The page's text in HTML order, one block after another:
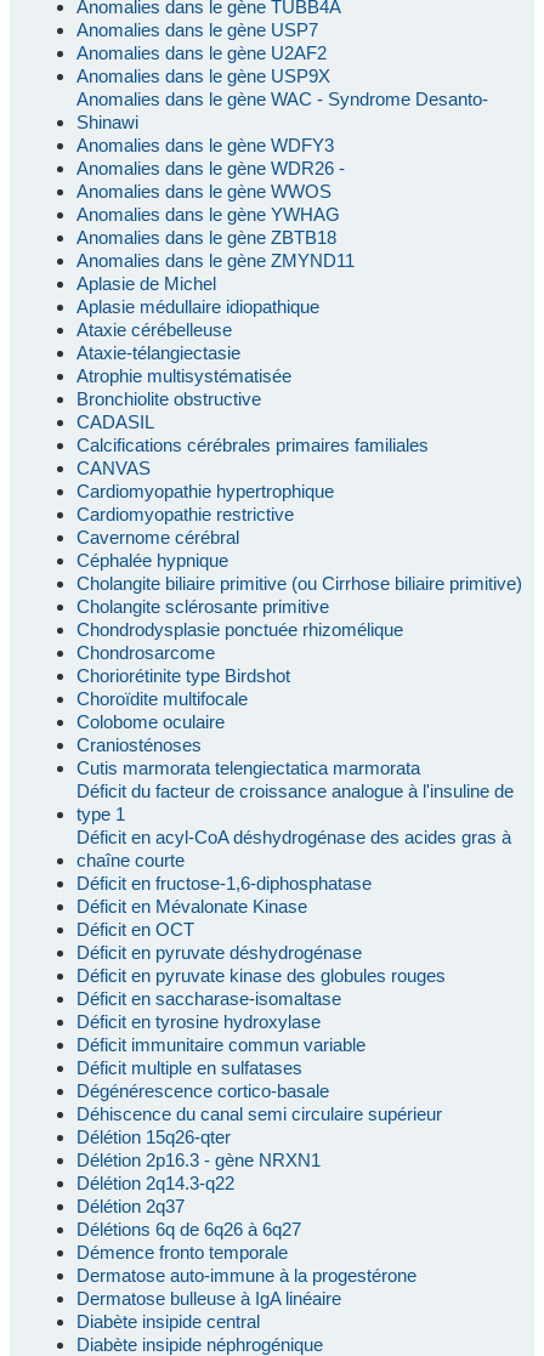
Anomalies dans le gène TUBB4A
Anomalies dans le gène USP7
Anomalies dans le gène U2AF2
Anomalies dans le gène USP9X
Anomalies dans le gène WAC - Syndrome Desanto-
Shinawi
Anomalies dans le gène WDFY3
Anomalies dans le gène WDR26 -
Anomalies dans le gène WWOS
Anomalies dans le gène YWHAG
Anomalies dans le gène ZBTB18
Anomalies dans le gène ZMYND11
Aplasie de Michel
Aplasie médullaire idiopathique
Ataxie cérébelleuse
Ataxie-télangiectasie
Atrophie multisystématisée
Bronchiolite obstructive
CADASIL
Calcifications cérébrales primaires familiales
CANVAS
Cardiomyopathie hypertrophique
Cardiomyopathie restrictive
Cavernome cérébral
Céphalée hypnique
Cholangite biliaire primitive (ou Cirrhose biliaire primitive)
Cholangite sclérosante primitive
Chondrodysplasie ponctuée rhizomélique
Chondrosarcome
Choriorétinite type Birdshot
Choroïdite multifocale
Colobome oculaire
Craniosténoses
Cutis marmorata telengiectatica marmorata
Déficit du facteur de croissance analogue à l'insuline de
type 1
Déficit en acyl-CoA déshydrogénase des acides gras à
chaîne courte
Déficit en fructose-1,6-diphosphatase
Déficit en Mévalonate Kinase
Déficit en OCT
Déficit en pyruvate déshydrogénase
Déficit en pyruvate kinase des globules rouges
Déficit en saccharase-isomaltase
Déficit en tyrosine hydroxylase
Déficit immunitaire commun variable
Déficit multiple en sulfatases
Dégénérescence cortico-basale
Déhiscence du canal semi circulaire supérieur
Délétion 15q26-qter
Délétion 2p16.3 - gène NRXN1
Délétion 2q14.3-q22
Délétion 2q37
Délétions 6q de 6q26 à 6q27
Démence fronto temporale
Dermatose auto-immune à la progestérone
Dermatose bulleuse à IgA linéaire
Diabète insipide central
Diabète insipide néphrogénique